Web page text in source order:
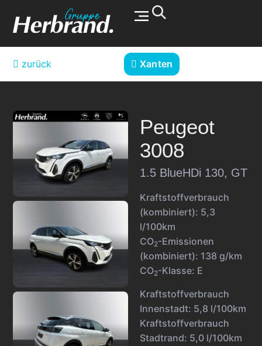
zurück Xanten
Peugeot
3008
1.5 BlueHDi 130, GT
Kraftstoffverbrauch
(kombiniert): 5,3
l/100km
CO2-Emissionen
(kombiniert): 138 g/km
CO2-Klasse: E
Kraftstoffverbrauch
Innenstadt: 5,8 l/100km
Kraftstoffverbrauch
Stadtrand: 5,0 l/100km